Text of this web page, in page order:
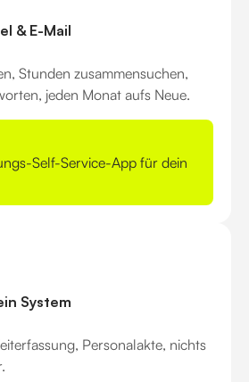
& E-Mail
Stunden zusammensuchen,
jeden Monat aufs Neue.
Self-Service-App für dein
System
Personalakte, nichts